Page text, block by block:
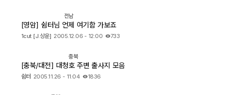
맛집 / 멋집
전남
[영암] 쉼터님 언제 여기함 가보죠
1cut [J.상운] 2005.12.06 - 12:00 733
충북
[충북/대전] 대청호 주변 출사지 모음
쉼터 2005.11.26 - 11:04 1836